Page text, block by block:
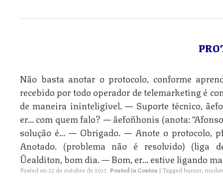
Não basta anotar o protocolo, conforme
recebido por todo operador de telemarketing é
de maneira ininteligível. — Suporte técnico,
er… com quem falo? — ãefoñhonis (anota:
solução é… — Obrigado. — Anote o protocolo,
Anotado. (problema não é resolvido) (liga
Ũealditon, bom dia. — Bom, er… estive ligando
Posted on 23 de outubro de 2017. Posted in Contos | Tagged humor,